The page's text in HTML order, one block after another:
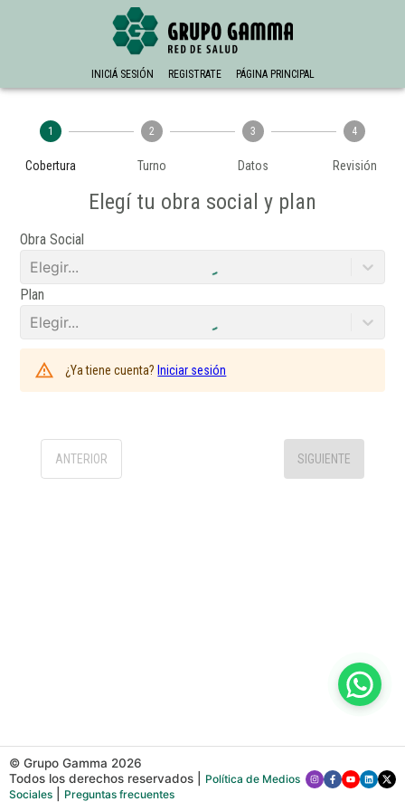
INICIÁ SESIÓN REGISTRATE PÁGINA PRINCIPAL
1
Cobertura
2
Turno
3
Datos
4
Revisión
Elegí tu obra social y plan
Obra Social
Elegir...
Plan
Elegir...
¿Ya tiene cuenta? Iniciar sesión
ANTERIOR SIGUIENTE
© Grupo Gamma 2026
Todos los derechos reservados
Política de Medios
Sociales
Preguntas frecuentes